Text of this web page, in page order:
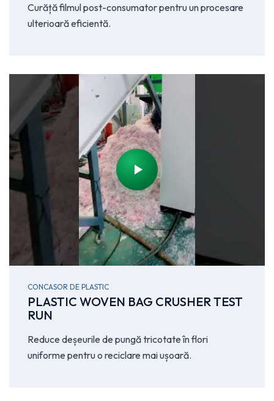
Curăță filmul post-consumator pentru un procesare
ulterioară eficientă.
CONCASOR DE PLASTIC
PLASTIC WOVEN BAG CRUSHER TEST
RUN
Reduce deșeurile de pungă tricotate în flori
uniforme pentru o reciclare mai ușoară.